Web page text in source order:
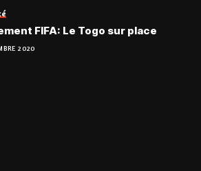
FIFA: Le Togo sur place
2020